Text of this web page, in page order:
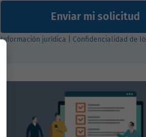
Enviar mi solicitud
Información jurídica Confidencialidad de